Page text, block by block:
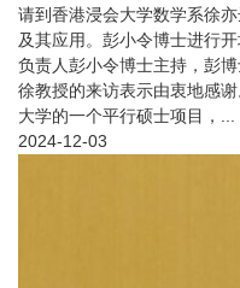
请到香港浸会大学数学系徐
及其应用。彭小令博士进行
负责人彭小令博士主持，彭
徐教授的来访表示由衷地感
大学的一个平行硕士项目，...
2024-12-03